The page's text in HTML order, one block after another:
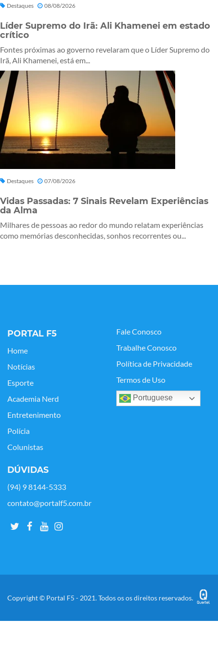
Destaques 08/08/2026
Líder Supremo do Irã: Ali Khamenei em estado
crítico
Fontes próximas ao governo revelaram que o Líder Supremo do
Irã, Ali Khamenei, está em...
Destaques 07/08/2026
Vidas Passadas: 7 Sinais Revelam Experiências
da Alma
Milhares de pessoas ao redor do mundo relatam experiências
como memórias desconhecidas, sonhos recorrentes ou...
PORTAL F5
Home
Notícias
Esporte
Academia Nerd
Entretenimento
Polícia
Colunistas
Fale Conosco
Trabalhe Conosco
Política de Privacidade
Termos de Uso
Portuguese
DÚVIDAS
(94) 9 8144-5333
contato@portalf5.com.br
Copyright © Portal F5 - 2021. Todos os os direitos reservados.